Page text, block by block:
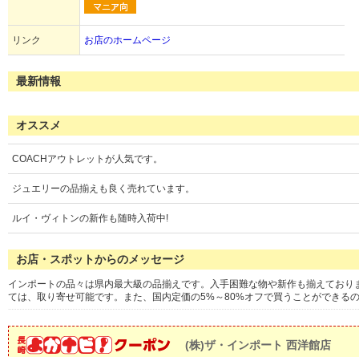
リンク お店のホームページ
最新情報
オススメ
COACHアウトレットが人気です。
ジュエリーの品揃えも良く売れています。
ルイ・ヴィトンの新作も随時入荷中!
お店・スポットからのメッセージ
インポートの品々は県内最大級の品揃えです。入手困難な物や新作も揃えてお
ては、取り寄せ可能です。また、国内定価の5%～80%オフで買うことができる
(株)ザ・インポート 西洋館店